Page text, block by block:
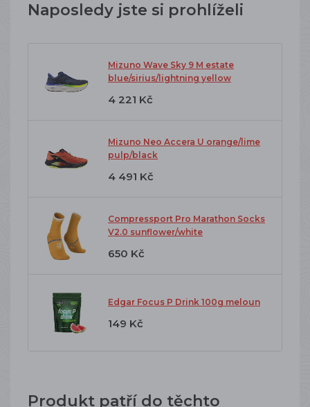
Naposledy jste si prohlíželi
Mizuno Wave Sky 9 M estate
blue/sirius/lightning yellow
4 221 Kč
Mizuno Neo Accera U orange/lime
pulp/black
4 491 Kč
Compressport Pro Marathon Socks
V2.0 sunflower/white
650 Kč
Edgar Focus P Drink 100g meloun
149 Kč
Produkt patří do těchto